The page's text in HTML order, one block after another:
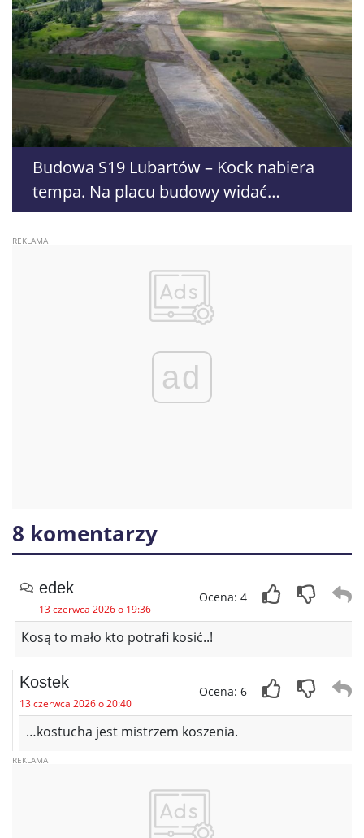
Budowa S19 Lubartów – Kock nabiera
tempa. Na placu budowy widać
pierwsze efekty prac
ad
8 komentarzy
edek
13 czerwca 2026 o 19:36
Ocena: 4
Kosą to mało kto potrafi kosić..!
Kostek
13 czerwca 2026 o 20:40
Ocena: 6
…kostucha jest mistrzem koszenia.